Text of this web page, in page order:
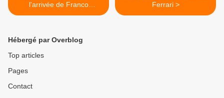
l'arrivée de Franco
Colapinto
Ferrari >
Hébergé par Overblog
Top articles
Pages
Contact